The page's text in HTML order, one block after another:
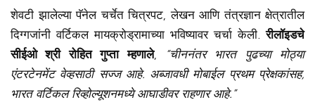
शेवटी झालेल्या पॅनेल चर्चेत चित्रपट, लेखन आणि तंत्रज्ञान क्षेत्रातील
दिग्गजांनी वर्टिकल मायक्रोड्रामाच्या भविष्यावर चर्चा केली.रीलॉइडचे
सीईओ श्री रोहित गुप्ता म्हणाले,
“चीननंतर भारत पुढच्या मोठ्या
एंटरटेनमेंट वेव्हसाठी सज्ज आहे. अब्जावधी मोबाईल प्रथम प्रेक्षकांसह,
भारत वर्टिकल रिव्होल्यूशनमध्ये आघाडीवर राहणार आहे.”